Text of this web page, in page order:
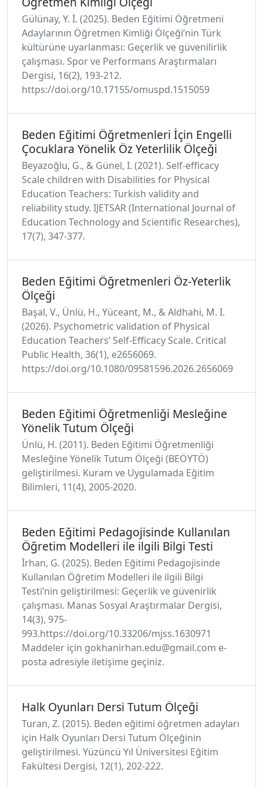
Gülünay, Y. İ. (2025). Beden Eğitimi Öğretmeni
Adaylarının Öğretmen Kimliği Ölçeği’nin Türk
kültürüne uyarlanması: Geçerlik ve güvenilirlik
çalışması. Spor ve Performans Araştırmaları
Dergisi, 16(2), 193-212.
https://doi.org/10.17155/omuspd.1515059
Beden Eğitimi Öğretmenleri İçin Engelli
Çocuklara Yönelik Öz Yeterlilik Ölçeği
Beyazoğlu, G., & Günel, I. (2021). Self-efficacy
Scale children with Disabilities for Physical
Education Teachers: Turkish validity and
reliability study. IJETSAR (International Journal of
Education Technology and Scientific Researches),
17(7), 347-377.
Beden Eğitimi Öğretmenleri Öz-Yeterlik
Ölçeği
Başal, V., Ünlü, H., Yüceant, M., & Aldhahi, M. I.
(2026). Psychometric validation of Physical
Education Teachers’ Self-Efficacy Scale. Critical
Public Health, 36(1), e2656069.
https://doi.org/10.1080/09581596.2026.2656069
Beden Eğitimi Öğretmenliği Mesleğine
Yönelik Tutum Ölçeği
Ünlü, H. (2011). Beden Eğitimi Öğretmenliği
Mesleğine Yönelik Tutum Ölçeği (BEÖYTÖ)
geliştirilmesi. Kuram ve Uygulamada Eğitim
Bilimleri, 11(4), 2005-2020.
Beden Eğitimi Pedagojisinde Kullanılan
Öğretim Modelleri ile ilgili Bilgi Testi
İrhan, G. (2025). Beden Eğitimi Pedagojisinde
Kullanılan Öğretim Modelleri ile ilgili Bilgi
Testi’nin geliştirilmesi: Geçerlik ve güvenirlik
çalışması. Manas Sosyal Araştırmalar Dergisi,
14(3), 975-
993.https://doi.org/10.33206/mjss.1630971
Maddeler için gokhanirhan.edu@gmail.com e-
posta adresiyle iletişime geçiniz.
Halk Oyunları Dersi Tutum Ölçeği
Turan, Z. (2015). Beden eğitimi öğretmen adayları
için Halk Oyunları Dersi Tutum Ölçeğinin
geliştirilmesi. Yüzüncü Yıl Üniversitesi Eğitim
Fakültesi Dergisi, 12(1), 202-222.